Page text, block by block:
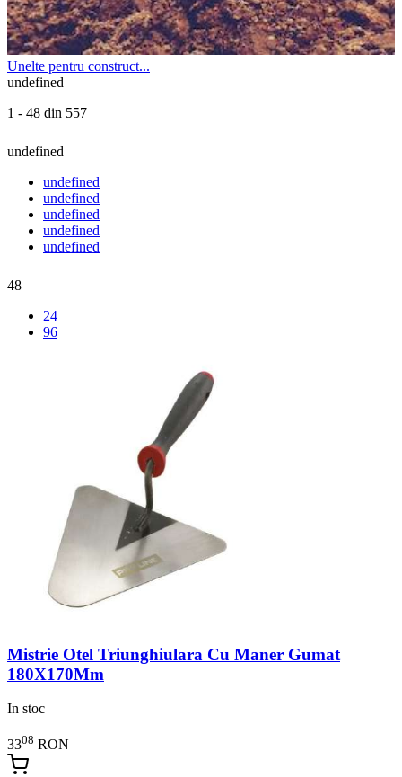
Unelte pentru construct...
undefined
1 - 48 din 557
undefined
undefined
undefined
undefined
undefined
undefined
48
24
96
Mistrie Otel Triunghiulara Cu Maner Gumat
180X170Mm
In stoc
3308 RON